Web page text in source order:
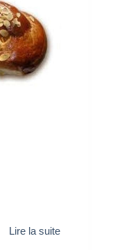
Lire la suite